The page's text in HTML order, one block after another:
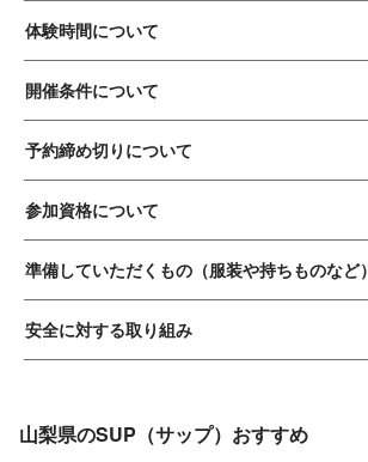
体験時間について
開催条件について
予約締め切りについて
参加資格について
準備していただくもの（服装や持ちものなど）
安全に対する取り組み
山梨県のSUP（サップ）おすすめ